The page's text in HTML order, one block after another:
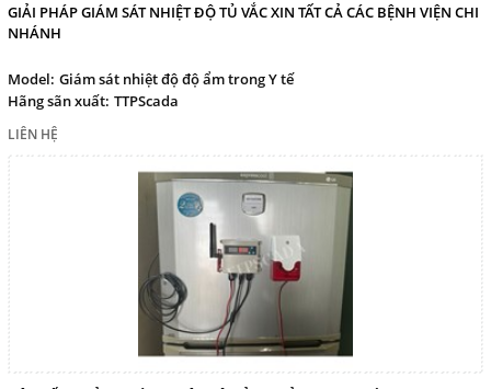
GIẢI PHÁP GIÁM SÁT NHIỆT ĐỘ TỦ VẮC XIN TẤT CẢ CÁC BỆNH VIỆN CHI
NHÁNH
Model: Giám sát nhiệt độ độ ẩm trong Y tế
Hãng sãn xuất: TTPScada
LIÊN HỆ